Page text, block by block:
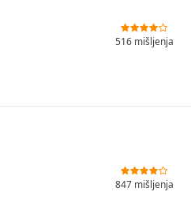
516 mišljenja
847 mišljenja